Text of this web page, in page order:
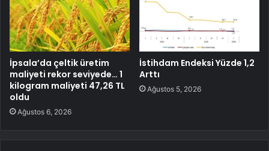
İpsala’da çeltik üretim
maliyeti rekor seviyede… 1
kilogram maliyeti 47,26 TL
oldu
Ağustos 6, 2026
İstihdam Endeksi Yüzde 1,2
Arttı
Ağustos 5, 2026